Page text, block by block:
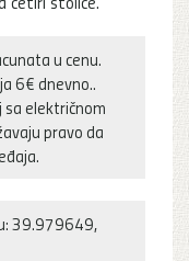
u cenu.
6€ dnevno..
sa električnom
pravo da
39.979649,